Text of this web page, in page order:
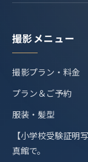
撮影メニュー
撮影プラン・料金
プラン＆ご予約
服装・髪型
【小学校受験証明
真館で。